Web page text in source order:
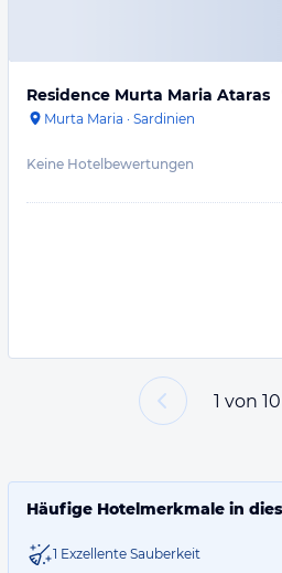
Residence Murta Maria Ataras
Murta Maria · Sardinien
Keine Hotelbewertungen
1 von 10
Häufige Hotelmerkmale in
1 Exzellente Sauberkeit